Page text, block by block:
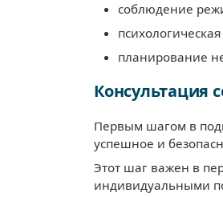
соблюдение
планирование
Консультация
Первым шагом в
успешное и
Этот шаг важен в
индивидуальными